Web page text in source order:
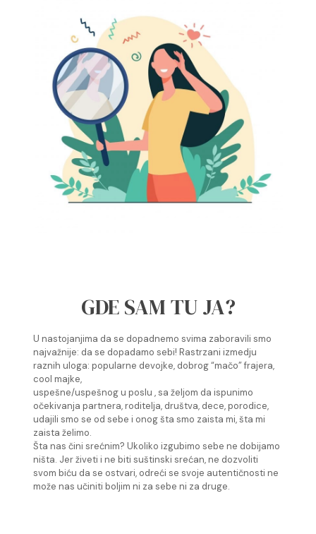
GDE SAM TU JA?
U nastojanjima da se dopadnemo svima zaboravili smo
najvažnije: da se dopadamo sebi! Rastrzani izmedju
raznih uloga: popularne devojke, dobrog “mačo” frajera,
cool majke,
uspešne/uspešnog u poslu , sa željom da ispunimo
očekivanja partnera, roditelja, društva, dece, porodice,
udajili smo se od sebe i onog šta smo zaista mi, šta mi
zaista želimo.
Šta nas čini srećnim? Ukoliko izgubimo sebe ne dobijamo
ništa. Jer živeti i ne biti suštinski srećan, ne dozvoliti
svom biću da se ostvari, odreći se svoje autentičnosti ne
može nas učiniti boljim ni za sebe ni za druge.